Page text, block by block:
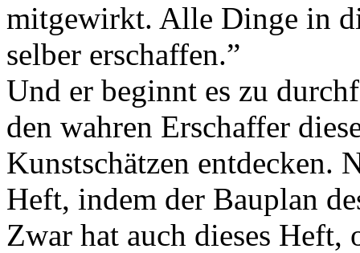
mitgewirkt. Alle Dinge in
selber erschaffen.”
Und er beginnt es zu
den wahren Erschaffer
Kunstschätzen entdecken.
Heft, indem der Bauplan
Zwar hat auch dieses Heft,